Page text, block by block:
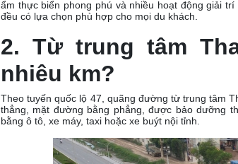
ẩm thực biển phong phú và nhiều hoạt động giải
đều có lựa chọn phù hợp cho mọi du khách.
2. Từ trung tâm
nhiêu km?
Theo tuyến quốc lộ 47, quãng đường từ trung tâm
thẳng, mặt đường bằng phẳng, được bảo dưỡng
bằng ô tô, xe máy, taxi hoặc xe buýt nội tỉnh.